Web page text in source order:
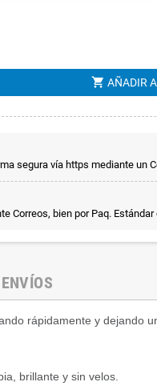
shopping_cart AÑADIR
segura vía https mediante un
Correos, bien por Paq. Estándar
ENVÍOS
rápidamente y dejando
brillante y sin velos.